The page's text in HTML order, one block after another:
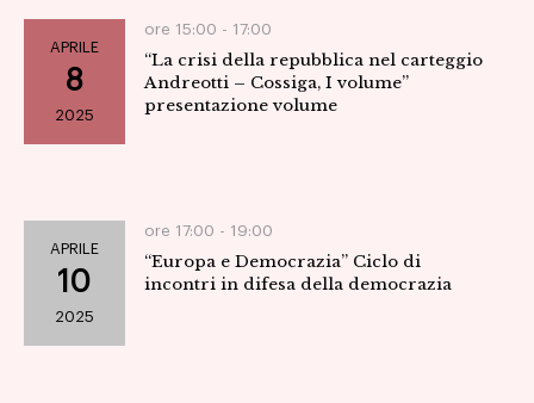
APRILE
8
2025
ore 15:00 - 17:00
“La crisi della repubblica nel carteggio
Andreotti – Cossiga, I volume”
presentazione volume
APRILE
10
2025
ore 17:00 - 19:00
“Europa e Democrazia” Ciclo di
incontri in difesa della democrazia